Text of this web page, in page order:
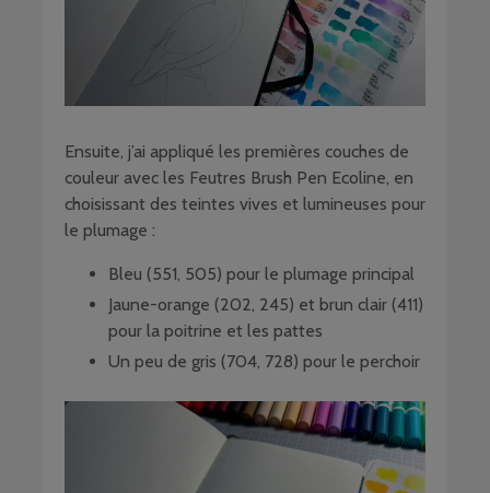
Ensuite, j’ai appliqué les premières couches de
couleur avec les Feutres Brush Pen Ecoline, en
choisissant des teintes vives et lumineuses pour
le plumage :
Bleu (551, 505) pour le plumage principal
Jaune-orange (202, 245) et brun clair (411)
pour la poitrine et les pattes
Un peu de gris (704, 728) pour le perchoir